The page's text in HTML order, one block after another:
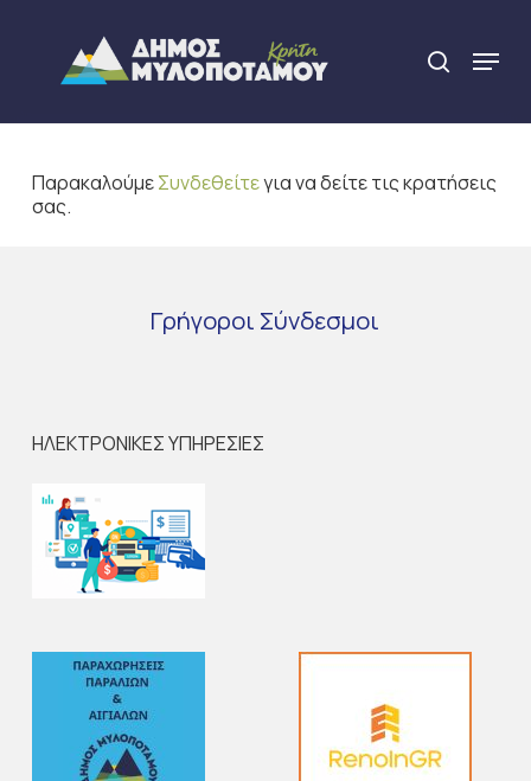
content
search
Menu
ΠαρακαλούμεΣυνδεθείτεγια να δείτε τις κρατήσεις
σας.
Γρήγοροι Σύνδεσμοι
ΗΛΕΚΤΡΟΝΙΚΕΣ ΥΠΗΡΕΣΙΕΣ
Close